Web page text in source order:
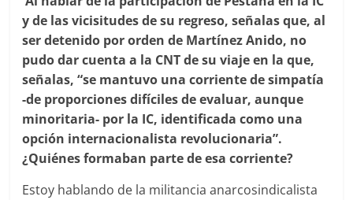
y de las vicisitudes de su regreso, señalas que, al
ser detenido por orden de Martínez Anido, no
pudo dar cuenta a la CNT de su viaje en la que,
señalas, “se mantuvo una corriente de simpatía
-de proporciones difíciles de evaluar, aunque
minoritaria- por la IC, identificada como una
opción internacionalista revolucionaria”.
¿Quiénes formaban parte de esa corriente?
Estoy hablando de la militancia anarcosindicalista